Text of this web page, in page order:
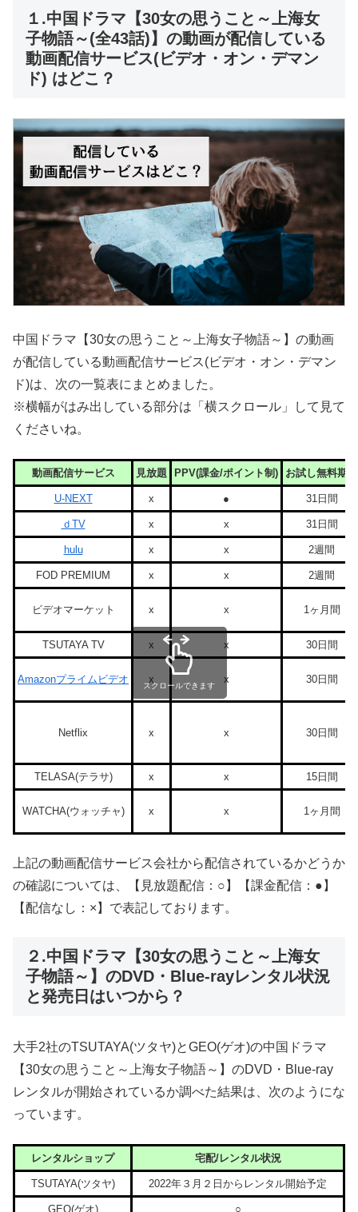
１.中国ドラマ【30女の思うこと～上海女
子物語～(全43話)】の動画が配信している
動画配信サービス(ビデオ・オン・デマン
ド) はどこ？
中国ドラマ【30女の思うこと～上海女子物語～】の動画
が配信している動画配信サービス(ビデオ・オン・デマン
ド)は、次の一覧表にまとめました。
※横幅がはみ出している部分は「横スクロール」して見て
くださいね。
動画配信サービス 見放題 PPV(課金/ポイント制) お試し無料期間
U-NEXT x ● 31日間
ｄTV x x 31日間
hulu x x 2週間
FOD PREMIUM x x 2週間
ビデオマーケット x x 1ヶ月間
TSUTAYA TV x x 30日間
Amazonプライムビデオ x x 30日間
Netflix x x 30日間
TELASA(テラサ) x x 15日間
WATCHA(ウォッチャ) x x 1ヶ月間
スクロールできます
上記の動画配信サービス会社から配信されているかどうか
の確認については、【見放題配信：○】【課金配信：●】
【配信なし：×】で表記しております。
２.中国ドラマ【30女の思うこと～上海女
子物語～】のDVD・Blue-rayレンタル状況
と発売日はいつから？
大手2社のTSUTAYA(ツタヤ)とGEO(ゲオ)の中国ドラマ
【30女の思うこと～上海女子物語～】のDVD・Blue-ray
レンタルが開始されているか調べた結果は、次のようにな
っています。
レンタルショップ 宅配/レンタル状況
TSUTAYA(ツタヤ) 2022年３月２日からレンタル開始予定
GEO(ゲオ) ○